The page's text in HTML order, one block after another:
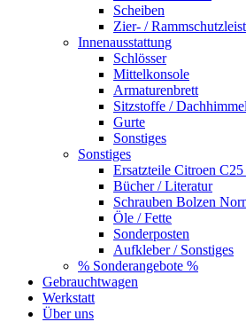
Scheiben
Zier- /
Innenausstattung
Schlösser
Mittelkonsole
Armaturenbrett
Sitzstoffe /
Gurte
Sonstiges
Sonstiges
Ersatzteile Citroen
Bücher / Literatur
Schrauben Bolzen
Öle / Fette
Sonderposten
Aufkleber / Sonstiges
% Sonderangebote %
Gebrauchtwagen
Werkstatt
Über uns